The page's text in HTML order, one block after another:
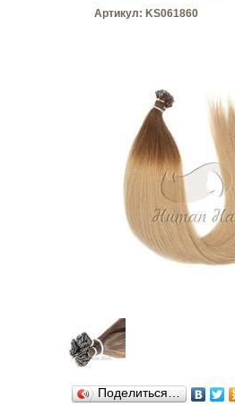
Артикул: KS061860
Поделиться…